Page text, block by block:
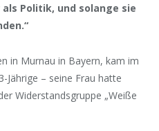
Politik, und solange sie
in Murnau in Bayern, kam im
Jährige – seine Frau hatte
Widerstandsgruppe „Weiße